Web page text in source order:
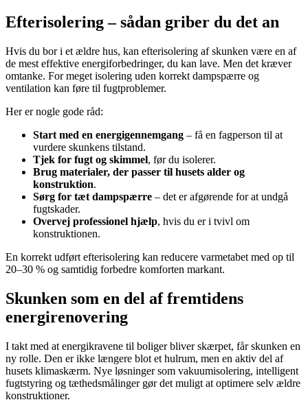
Efterisolering – sådan griber du det an
Hvis du bor i et ældre hus, kan efterisolering af skunken være en af
de mest effektive energiforbedringer, du kan lave. Men det kræver
omtanke. For meget isolering uden korrekt dampspærre og
ventilation kan føre til fugtproblemer.
Her er nogle gode råd:
Start med en energigennemgang – få en fagperson til at
vurdere skunkens tilstand.
Tjek for fugt og skimmel, før du isolerer.
Brug materialer, der passer til husets alder og
konstruktion.
Sørg for tæt dampspærre – det er afgørende for at undgå
fugtskader.
Overvej professionel hjælp, hvis du er i tvivl om
konstruktionen.
En korrekt udført efterisolering kan reducere varmetabet med op til
20–30 % og samtidig forbedre komforten markant.
Skunken som en del af fremtidens
energirenovering
I takt med at energikravene til boliger bliver skærpet, får skunken en
ny rolle. Den er ikke længere blot et hulrum, men en aktiv del af
husets klimaskærm. Nye løsninger som vakuumisolering, intelligent
fugtstyring og tæthedsmålinger gør det muligt at optimere selv ældre
konstruktioner.